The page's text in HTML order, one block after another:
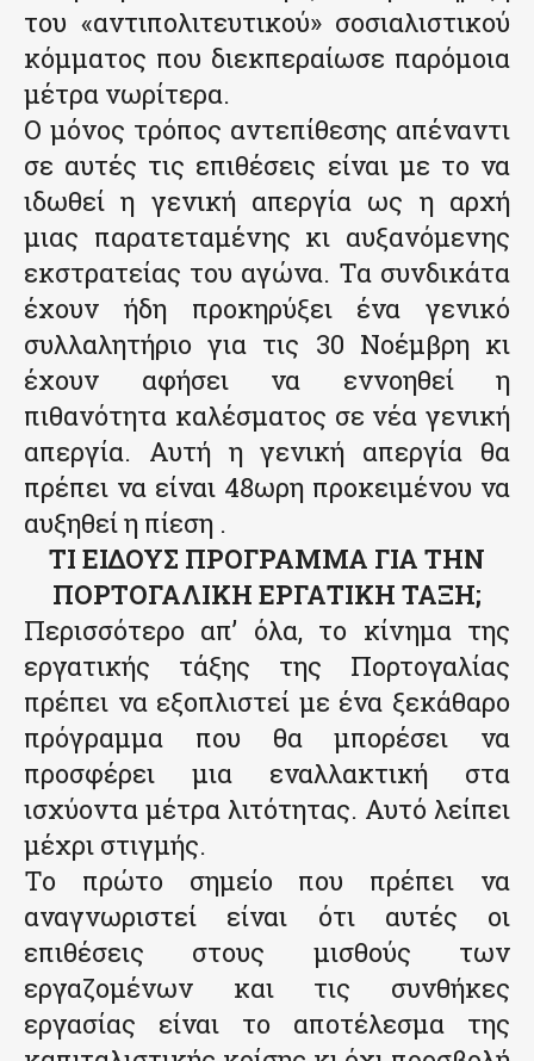
του «αντιπολιτευτικού» σοσιαλιστικού
κόμματος που διεκπεραίωσε παρόμοια
μέτρα νωρίτερα.
Ο μόνος τρόπος αντεπίθεσης απέναντι
σε αυτές τις επιθέσεις είναι με το να
ιδωθεί η γενική απεργία ως η αρχή
μιας παρατεταμένης κι αυξανόμενης
εκστρατείας του αγώνα. Τα συνδικάτα
έχουν ήδη προκηρύξει ένα γενικό
συλλαλητήριο για τις 30 Νοέμβρη κι
έχουν αφήσει να εννοηθεί η
πιθανότητα καλέσματος σε νέα γενική
απεργία. Αυτή η γενική απεργία θα
πρέπει να είναι 48ωρη προκειμένου να
αυξηθεί η πίεση .
ΤΙ ΕΙΔΟΥΣ ΠΡΟΓΡΑΜΜΑ ΓΙΑ ΤΗΝ
ΠΟΡΤΟΓΑΛΙΚΗ ΕΡΓΑΤΙΚΗ ΤΑΞΗ;
Περισσότερο απ’ όλα, το κίνημα της
εργατικής τάξης της Πορτογαλίας
πρέπει να εξοπλιστεί με ένα ξεκάθαρο
πρόγραμμα που θα μπορέσει να
προσφέρει μια εναλλακτική στα
ισχύοντα μέτρα λιτότητας. Αυτό λείπει
μέχρι στιγμής.
Το πρώτο σημείο που πρέπει να
αναγνωριστεί είναι ότι αυτές οι
επιθέσεις στους μισθούς των
εργαζομένων και τις συνθήκες
εργασίας είναι το αποτέλεσμα της